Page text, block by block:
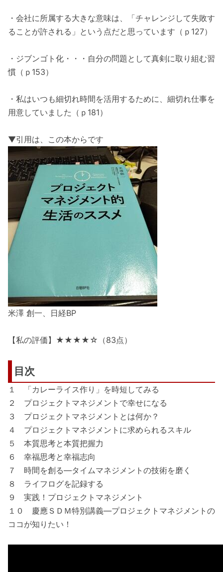
・会社に所属する大きな意味は、「チャレンジして失敗す
ることが許される」という点だと思っています（ｐ127）
・ジブンゴト化・・・自分の問題として真剣に取り組む習
慣（ｐ153）
・私はいつも細切れ時間を活用するために、細切れ仕事を
用意していました（ｐ181）
▼引用は、この本からです
米澤 創一、日経BP
【私の評価】★★★★☆（83点）
目次
１ 「カレーライス作り」を時短してみる
２ プロジェクトマネジメントで幸せになる
３ プロジェクトマネジメントとは何か？
４ プロジェクトマネジメントに求められるスキル
５ 本質思考と本質把握力
６ 幸福思考と幸福志向
７ 時間を創る―タイムマネジメントの技術を磨く
８ ライフログを記録する
９ 実践！プロジェクトマネジメント
１０ 慶應ＳＤＭ特別講義―プロジェクトマネジメントの
ココが知りたい！